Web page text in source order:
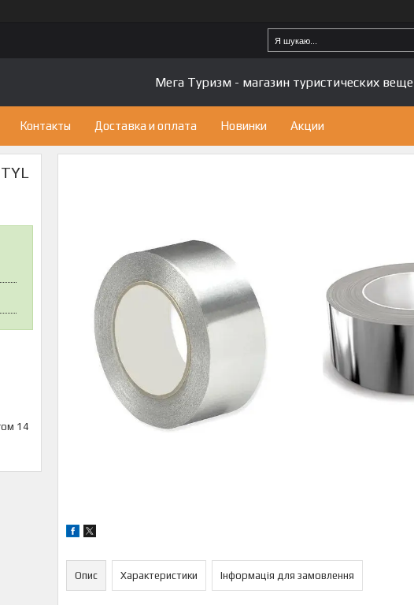
Мега Туризм - магазин туристических
Контакты Доставка и оплата Новинки Акции
14
Опис Характеристики Інформація для замовлення